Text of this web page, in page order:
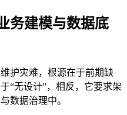
务建模与数据底
护灾难，根源在于前期缺
“无设计”，相反，它要求架
数据治理中。